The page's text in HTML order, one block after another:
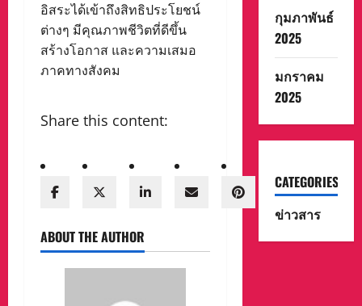
อิสระได้เข้าถึงสิทธิประโยชน์
ต่างๆ มีคุณภาพชีวิตที่ดีขึ้น
สร้างโอกาส และความเสมอ
ภาคทางสังคม
Share this content:
ABOUT THE AUTHOR
กุมภาพันธ์
2025
มกราคม
2025
CATEGORIES
ข่าวสาร